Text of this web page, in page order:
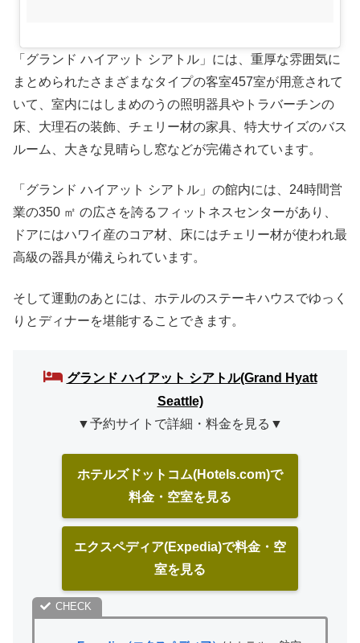
「グランド ハイアット シアトル」には、重厚な雰囲気に
まとめられたさまざまなタイプの客室457室が用意されて
いて、室内にはしまめのうの照明器具やトラバーチンの
床、大理石の装飾、チェリー材の家具、特大サイズのバス
ルーム、大きな見晴らし窓などが完備されています。
「グランド ハイアット シアトル」の館内には、24時間営
業の350 ㎡ の広さを誇るフィットネスセンターがあり、
ドアにはハワイ産のコア材、床にはチェリー材が使われ最
高級の器具が備えられています。
そして運動のあとには、ホテルのステーキハウスでゆっく
りとディナーを堪能することできます。
グランド ハイアット シアトル(Grand Hyatt
Seattle)
▼予約サイトで詳細・料金を見る▼
ホテルズドットコム(Hotels.com)で
料金・空室を見る
エクスペディア(Expedia)で料金・空
室を見る